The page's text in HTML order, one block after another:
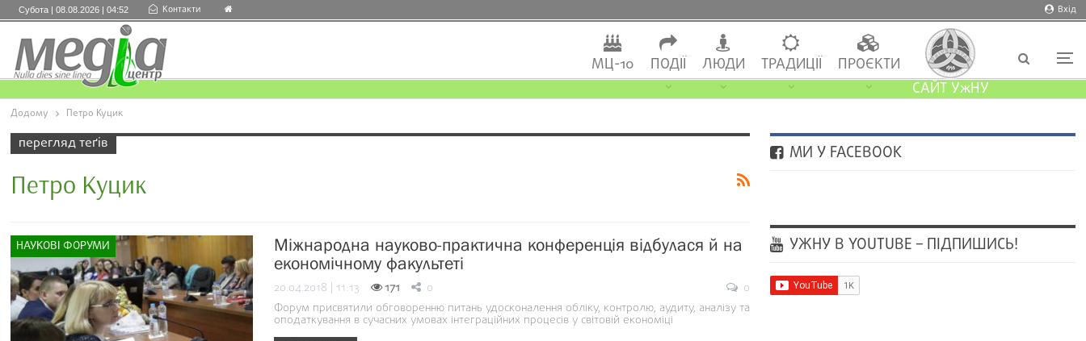
Вхід
Субота | 08.08.2026 | 04:52 Контакти
МЦ-10 ПОДІЇ ЛЮДИ ТРАДИЦІЇ
ПРОЄКТИ
САЙТ УжНУ
Додому Петро Куцик
перегляд теґів
Петро Куцик
НАУКОВІ ФОРУМИ
Міжнародна науково-практична конференція відбулася й на
економічному факультеті
20.04.2018 | 11:13 171 0
0
Форум присвятили обговоренню питань удосконалення обліку, контролю, аудиту, аналізу та
оподаткування в сучасних умовах інтеграційних процесів у світовій економіці
МИ У FACEBOOK
УЖНУ В YOUTUBE – ПІДПИШИСЬ!